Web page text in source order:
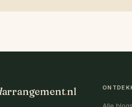
arrangement.nl
Alle blogs